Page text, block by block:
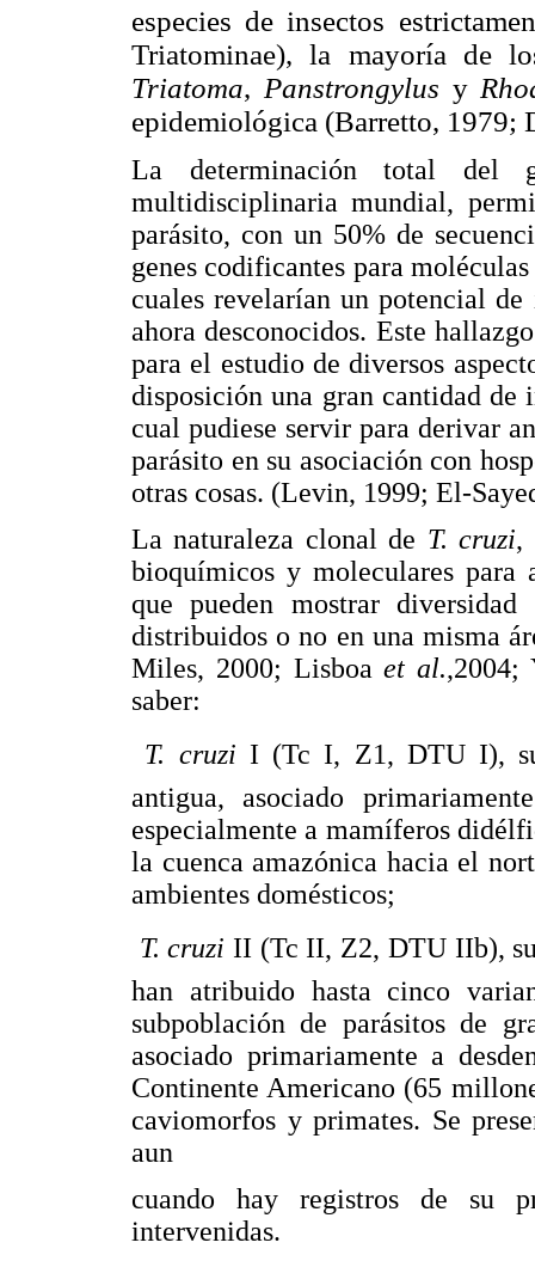
especies de insectos
Triatominae), la mayoría de
Triatoma, Panstrongylus y
epidemiológica (Barretto, 1979;
La determinación total del
multidisciplinaria mundial,
parásito, con un 50% de
genes codificantes para
cuales revelarían un potencial
ahora desconocidos. Este
para el estudio de diversos
disposición una gran cantidad de
cual pudiese servir para derivar
parásito en su asociación con
otras cosas. (Levin, 1999; El-
La naturaleza clonal de T. cruzi,
bioquímicos y moleculares para
que pueden mostrar
distribuidos o no en una misma
Miles, 2000; Lisboaet al.,2004;
saber:
T. cruzi I (Tc I, Z1, DTU I),
antigua, asociado
especialmente a mamíferos
la cuenca amazónica hacia el
ambientes domésticos;
T. cruzi II (Tc II, Z2, DTU IIb),
han atribuido hasta cinco
subpoblación de parásitos de
asociado primariamente a
Continente Americano (65
caviomorfos y primates. Se
aun
cuando hay registros de su
intervenidas.